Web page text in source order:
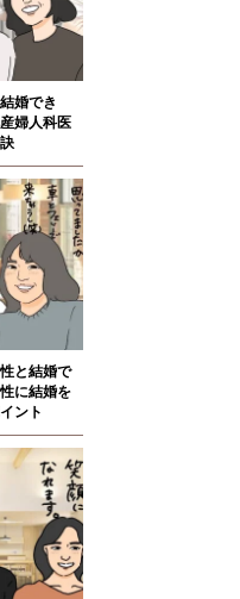
婚でき
婦人科医
と結婚で
に結婚を
ント